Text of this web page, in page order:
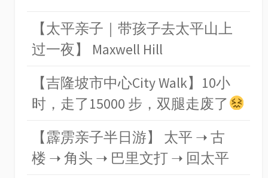
【太平亲子｜带孩子去太平山上
过一夜】 Maxwell Hill
【吉隆坡市中心City Walk】10小
时，走了15000 步，双腿走废了
【霹雳亲子半日游】 太平 ➝ 古
楼 ➝ 角头 ➝ 巴里文打 ➝ 回太平